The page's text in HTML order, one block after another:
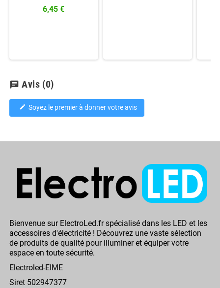
6,45 €
chat Avis (0)
edit Soyez le premier à donner votre avis
Bienvenue sur ElectroLed.fr spécialisé dans les LED et les
accessoires d'électricité ! Découvrez une vaste sélection
de produits de qualité pour illuminer et équiper votre
espace en toute sécurité.
Electroled-EIME
Siret 502947377